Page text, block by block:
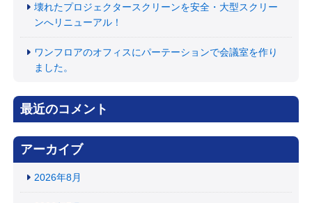
壊れたプロジェクタースクリーンを安全・大型スクリー
ンへリニューアル！
ワンフロアのオフィスにパーテーションで会議室を作り
ました。
最近のコメント
アーカイブ
2026年8月